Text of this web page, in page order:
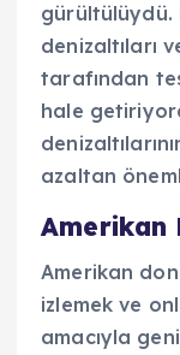
gürültülüydü.
denizaltıları
tarafından
hale
azaltan
Amerikan
Amerikan
izlemek ve
amacıyla